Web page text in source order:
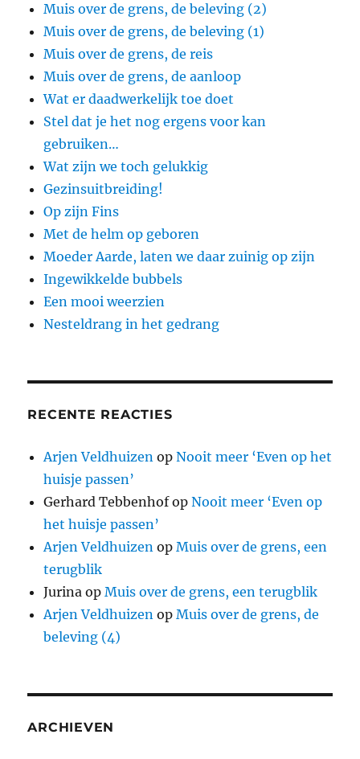
Muis over de grens, de beleving (2)
Muis over de grens, de beleving (1)
Muis over de grens, de reis
Muis over de grens, de aanloop
Wat er daadwerkelijk toe doet
Stel dat je het nog ergens voor kan
gebruiken…
Wat zijn we toch gelukkig
Gezinsuitbreiding!
Op zijn Fins
Met de helm op geboren
Moeder Aarde, laten we daar zuinig op zijn
Ingewikkelde bubbels
Een mooi weerzien
Nesteldrang in het gedrang
RECENTE REACTIES
Arjen Veldhuizen opNooit meer ‘Even op het
huisje passen’
Gerhard TebbenhofopNooit meer ‘Even op
het huisje passen’
Arjen Veldhuizen opMuis over de grens, een
terugblik
Jurina opMuis over de grens, een terugblik
Arjen Veldhuizen opMuis over de grens, de
beleving (4)
ARCHIEVEN